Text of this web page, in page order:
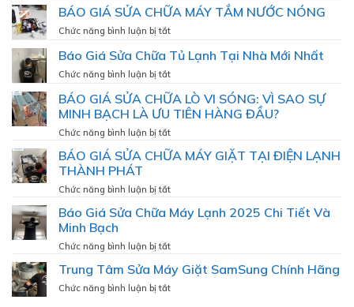
LẠNH
VỆ
MÁY
GIẶT
GIÁ
VỆ
MÁY
LẠNH
BÁO GIÁ SỬA CHỮA MÁY TẮM NƯỚC NÓNG
Chức năng bình luận bị tắtở
GIÁ
MÁY
TẮM
NÓNG
Báo Giá Sửa Chữa Tủ Lạnh Tại Nhà Mới Nhất
Chức năng bình luận bị tắtở
Giá
Sửa
Lạnh
Mới
Nhất
BÁO GIÁ SỬA CHỮA LÒ VI SÓNG: VÌ SAO SỰ
MINH BẠCH LÀ ƯU TIÊN HÀNG ĐẦU?
Chức năng bình luận bị tắtở
GIÁ
VI
SAO
SỰ
MINH
BẠCH
BÁO GIÁ SỬA CHỮA MÁY GIẶT TẠI ĐIỆN LẠNH
THÀNH PHÁT
Chức năng bình luận bị tắtở
GIÁ
GIẶT
Báo Giá Sửa Chữa Máy Lạnh 2025 Chi Tiết Và
Minh Bạch
Chức năng bình luận bị tắtở
Giá
Sửa
Trung Tâm Sửa Máy Giặt SamSung Chính Hãng
Chức năng bình luận bị tắtở